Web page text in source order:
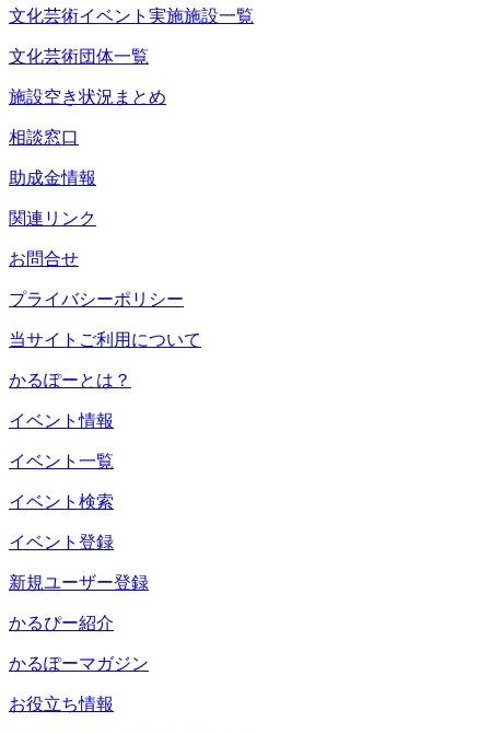
文化芸術イベント実施施設一覧
文化芸術団体一覧
施設空き状況まとめ
相談窓口
助成金情報
関連リンク
お問合せ
プライバシーポリシー
当サイトご利用について
かるぽーとは？
イベント情報
イベント一覧
イベント検索
イベント登録
新規ユーザー登録
かるぴー紹介
かるぽーマガジン
お役立ち情報